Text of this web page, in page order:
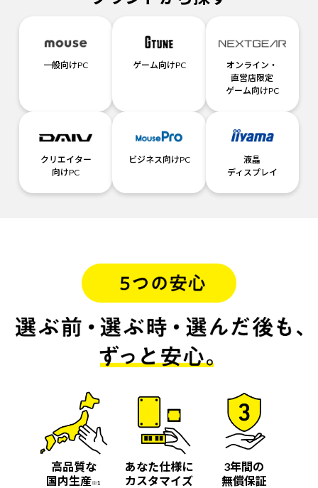
一般向けPC ゲーム向けPC
オンライン・
直営店限定
ゲーム向けPC
クリエイター
向けPC
ビジネス向けPC
液晶
ディスプレイ
高品質な
国内生産※1
あなた仕様に
カスタマイズ
3年間の
無償保証